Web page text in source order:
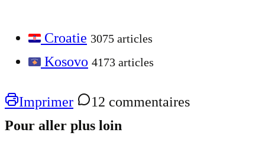
Croatie 3075 articles
Kosovo 4173 articles
Imprimer
12 commentaires
Pour aller plus loin